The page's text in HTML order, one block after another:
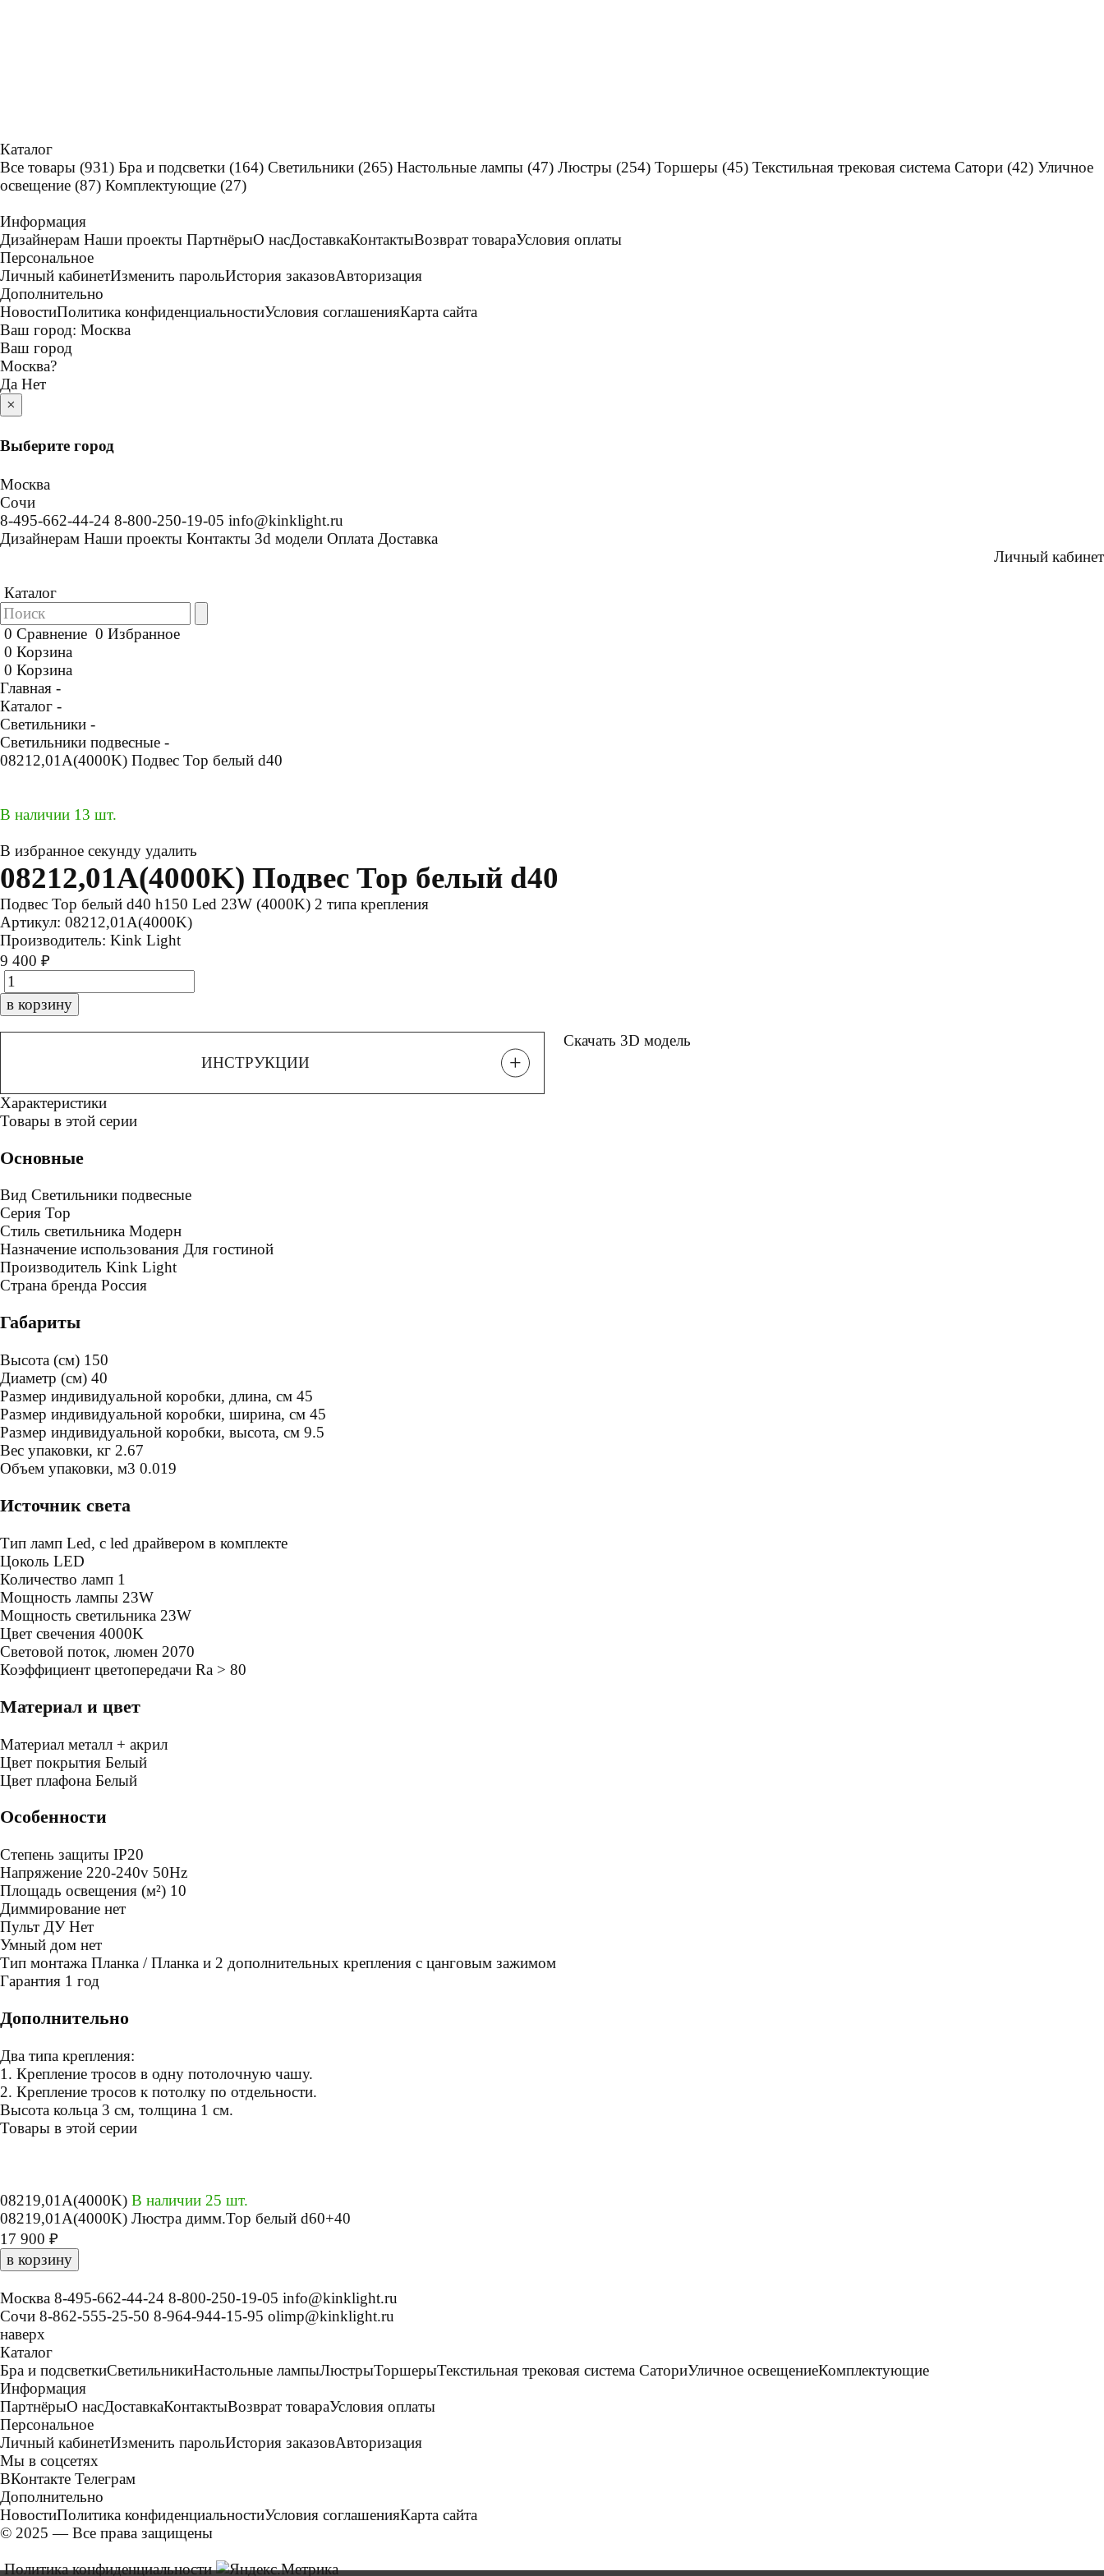
Каталог
Все товары (931) Бра и подсветки (164) Светильники (265) Настольные лампы (47) Люстры (254) Торшеры (45) Текстильная трековая система Сатори (42) Уличное
освещение (87) Комплектующие (27)
Информация
Дизайнерам Наши проекты ПартнёрыО насДоставкаКонтактыВозврат товараУсловия оплаты
Персональное
Личный кабинетИзменить парольИстория заказовАвторизация
Дополнительно
НовостиПолитика конфиденциальностиУсловия соглашенияКарта сайта
Ваш город: Москва
Ваш город
Москва?
Да Нет
×
Выберите город
Москва
Сочи
8-495-662-44-24 8-800-250-19-05 info@kinklight.ru
Дизайнерам Наши проекты Контакты 3d модели Оплата Доставка
Личный кабинет
Каталог
0 Сравнение 0 Избранное
0 Корзина
0 Корзина
Главная -
Каталог -
Светильники -
Светильники подвесные -
08212,01A(4000K) Подвес Тор белый d40
В наличии 13 шт.
В избранное секунду удалить
08212,01A(4000K) Подвес Тор белый d40
Подвес Тор белый d40 h150 Led 23W (4000K) 2 типа крепления
Артикул: 08212,01A(4000K)
Производитель: Kink Light
9 400 ₽
в корзину
ИНСТРУКЦИИ +
Скачать 3D модель
Характеристики
Товары в этой серии
Основные
Вид Светильники подвесные
Серия Тор
Стиль светильника Модерн
Назначение использования Для гостиной
Производитель Kink Light
Страна бренда Россия
Габариты
Высота (см) 150
Диаметр (см) 40
Размер индивидуальной коробки, длина, см 45
Размер индивидуальной коробки, ширина, см 45
Размер индивидуальной коробки, высота, см 9.5
Bес упаковки, кг 2.67
Oбъем упаковки, м3 0.019
Источник света
Тип ламп Led, с led драйвером в комплекте
Цоколь LED
Количество ламп 1
Мощность лампы 23W
Мощность светильника 23W
Цвет свечения 4000K
Световой поток, люмен 2070
Коэффициент цветопередачи Ra > 80
Материал и цвет
Mатериал металл + акрил
Цвет покрытия Белый
Цвет плафона Белый
Особенности
Степень защиты IP20
Напряжение 220-240v 50Hz
Площадь освещения (м²) 10
Диммирование нет
Пульт ДУНет
Умный дом нет
Тип монтажа Планка / Планка и 2 дополнительных крепления с цанговым зажимом
Гарантия 1 год
Дополнительно
Два типа крепления:
1. Крепление тросов в одну потолочную чашу.
2. Крепление тросов к потолку по отдельности.
Высота кольца 3 см, толщина 1 см.
Товары в этой серии
08219,01A(4000K) В наличии 25 шт.
08219,01A(4000K) Люстра димм.Тор белый d60+40
17 900 ₽
в корзину
Москва 8-495-662-44-24 8-800-250-19-05 info@kinklight.ru
Сочи 8-862-555-25-50 8-964-944-15-95 olimp@kinklight.ru
наверх
Каталог
Бра и подсветкиСветильникиНастольные лампыЛюстрыТоршерыТекстильная трековая система СаториУличное освещениеКомплектующие
Информация
ПартнёрыО насДоставкаКонтактыВозврат товараУсловия оплаты
Персональное
Личный кабинетИзменить парольИстория заказовАвторизация
Мы в соцсетях
ВКонтакте Телеграм
Дополнительно
НовостиПолитика конфиденциальностиУсловия соглашенияКарта сайта
© 2025 — Все права защищены
Политика конфиденциальности